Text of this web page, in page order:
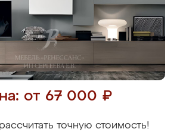
от 67 000 ₽
точную стоимость!